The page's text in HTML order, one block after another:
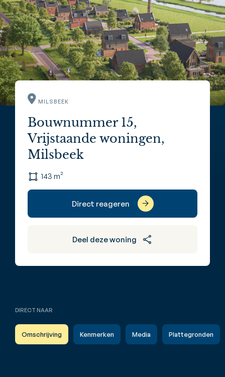
MILSBEEK
Bouwnummer 15,
Vrijstaande woningen,
Milsbeek
143 m²
Direct reageren
Deel deze woning
DIRECT NAAR
Omschrijving Kenmerken Media Plattegronden